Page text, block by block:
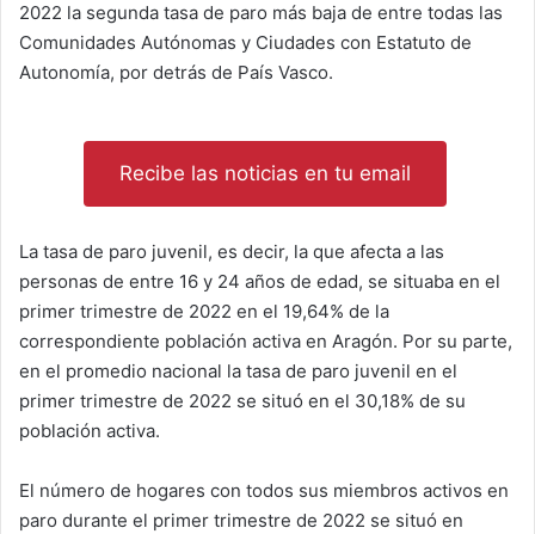
2022 la segunda tasa de paro más baja de entre todas las
Comunidades Autónomas y Ciudades con Estatuto de
Autonomía, por detrás de País Vasco.
Recibe las noticias en tu email
La tasa de paro juvenil, es decir, la que afecta a las
personas de entre 16 y 24 años de edad, se situaba en el
primer trimestre de 2022 en el 19,64% de la
correspondiente población activa en Aragón. Por su parte,
en el promedio nacional la tasa de paro juvenil en el
primer trimestre de 2022 se situó en el 30,18% de su
población activa.
El número de hogares con todos sus miembros activos en
paro durante el primer trimestre de 2022 se situó en